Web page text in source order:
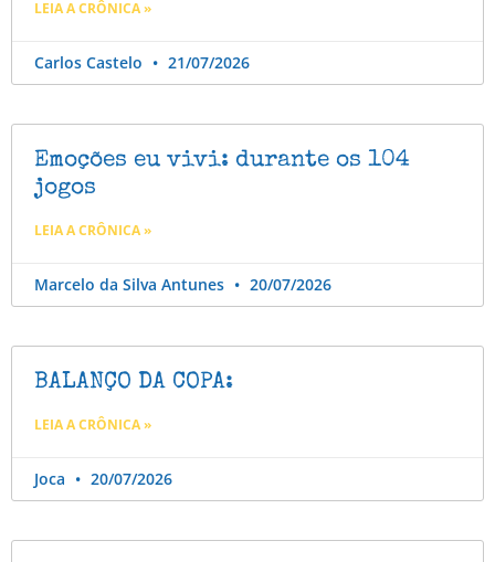
LEIA A CRÔNICA »
Carlos Castelo 21/07/2026
Emoções eu vivi: durante os 104
jogos
LEIA A CRÔNICA »
Marcelo da Silva Antunes 20/07/2026
BALANÇO DA COPA:
LEIA A CRÔNICA »
Joca 20/07/2026